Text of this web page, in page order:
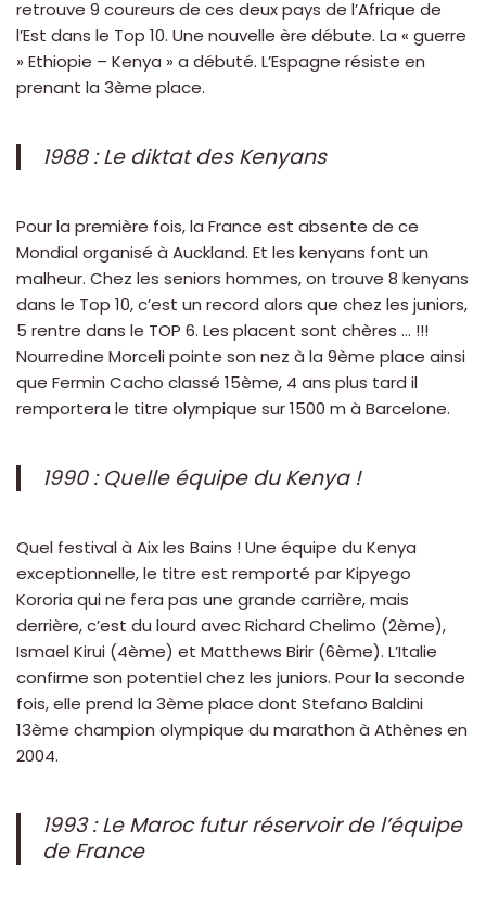
retrouve 9 coureurs de ces deux pays de l’Afrique de
l’Est dans le Top 10. Une nouvelle ère débute. La « guerre
» Ethiopie – Kenya » a débuté. L’Espagne résiste en
prenant la 3ème place.
1988 : Le diktat des Kenyans
Pour la première fois, la France est absente de ce
Mondial organisé à Auckland. Et les kenyans font un
malheur. Chez les seniors hommes, on trouve 8 kenyans
dans le Top 10, c’est un record alors que chez les juniors,
5 rentre dans le TOP 6. Les placent sont chères … !!!
Nourredine Morceli pointe son nez à la 9ème place ainsi
que Fermin Cacho classé 15ème, 4 ans plus tard il
remportera le titre olympique sur 1500 m à Barcelone.
1990 : Quelle équipe du Kenya !
Quel festival à Aix les Bains ! Une équipe du Kenya
exceptionnelle, le titre est remporté par Kipyego
Kororia qui ne fera pas une grande carrière, mais
derrière, c’est du lourd avec Richard Chelimo (2ème),
Ismael Kirui (4ème) et Matthews Birir (6ème). L’Italie
confirme son potentiel chez les juniors. Pour la seconde
fois, elle prend la 3ème place dont Stefano Baldini
13ème champion olympique du marathon à Athènes en
2004.
1993 : Le Maroc futur réservoir de l’équipe
de France